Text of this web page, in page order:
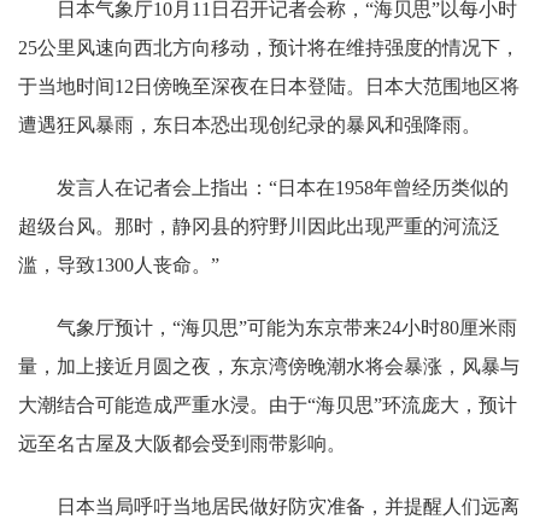
日本气象厅10月11日召开记者会称，“海贝思”以每小时
25公里风速向西北方向移动，预计将在维持强度的情况下，
于当地时间12日傍晚至深夜在日本登陆。日本大范围地区将
遭遇狂风暴雨，东日本恐出现创纪录的暴风和强降雨。
发言人在记者会上指出：“日本在1958年曾经历类似的
超级台风。那时，静冈县的狩野川因此出现严重的河流泛
滥，导致1300人丧命。”
气象厅预计，“海贝思”可能为东京带来24小时80厘米雨
量，加上接近月圆之夜，东京湾傍晚潮水将会暴涨，风暴与
大潮结合可能造成严重水浸。由于“海贝思”环流庞大，预计
远至名古屋及大阪都会受到雨带影响。
日本当局呼吁当地居民做好防灾准备，并提醒人们远离